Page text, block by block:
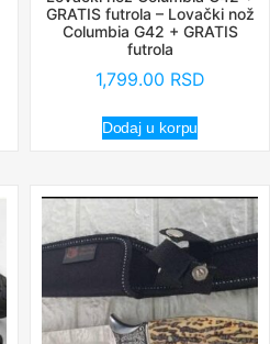
GRATIS futrola – Lovački nož
Columbia G42 + GRATIS
futrola
1,799.00 RSD
Dodaj u korpu